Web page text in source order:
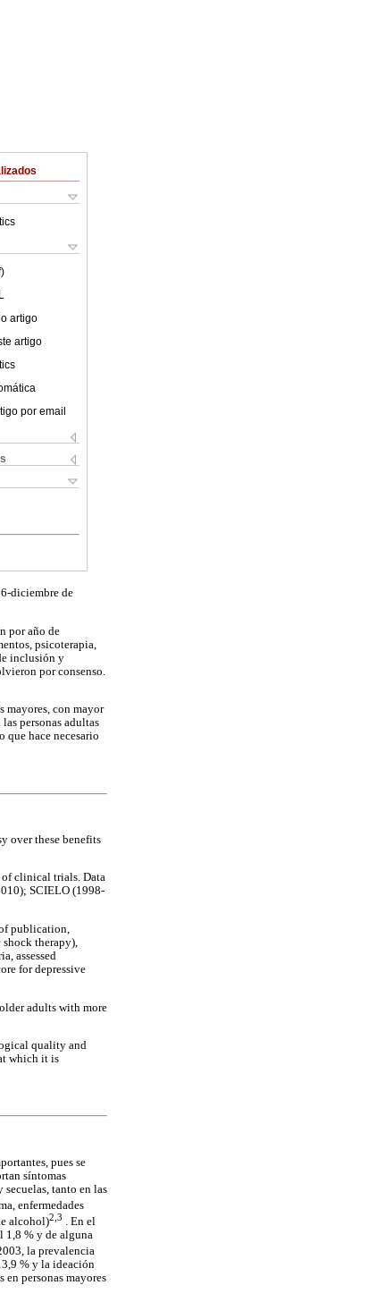
artigo
artigo
por email
diciembre de
por año de
psicoterapia,
inclusión y
por consenso.
mayores, con mayor
personas adultas
que hace necesario
over these benefits
of clinical trials. Data
SCIELO (1998-
publication,
therapy),
assessed
for depressive
adults with more
quality and
which it is
pues se
síntomas
tanto en las
enfermedades
alcohol)2,3 . En el
1,8 % y de alguna
la prevalencia
% y la ideación
en personas mayores